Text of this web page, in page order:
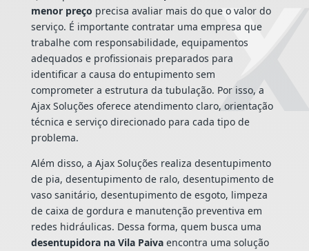
menor preço precisa avaliar mais do que o valor do
serviço. É importante contratar uma empresa que
trabalhe com responsabilidade, equipamentos
adequados e profissionais preparados para
identificar a causa do entupimento sem
comprometer a estrutura da tubulação. Por isso, a
Ajax Soluções oferece atendimento claro, orientação
técnica e serviço direcionado para cada tipo de
problema.
Além disso, a Ajax Soluções realiza desentupimento
de pia, desentupimento de ralo, desentupimento de
vaso sanitário, desentupimento de esgoto, limpeza
de caixa de gordura e manutenção preventiva em
redes hidráulicas. Dessa forma, quem busca uma
desentupidora na Vila Paivaencontra uma solução